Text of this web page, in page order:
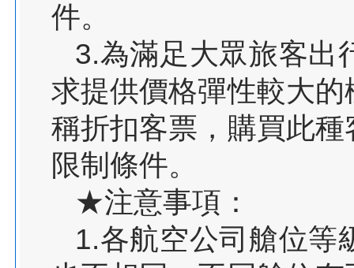
件。
3.為滿足大眾旅客出
求提供價格彈性較大
稱折扣客票，購買此
限制條件。
★注意事項：
1.各航空公司艙位等